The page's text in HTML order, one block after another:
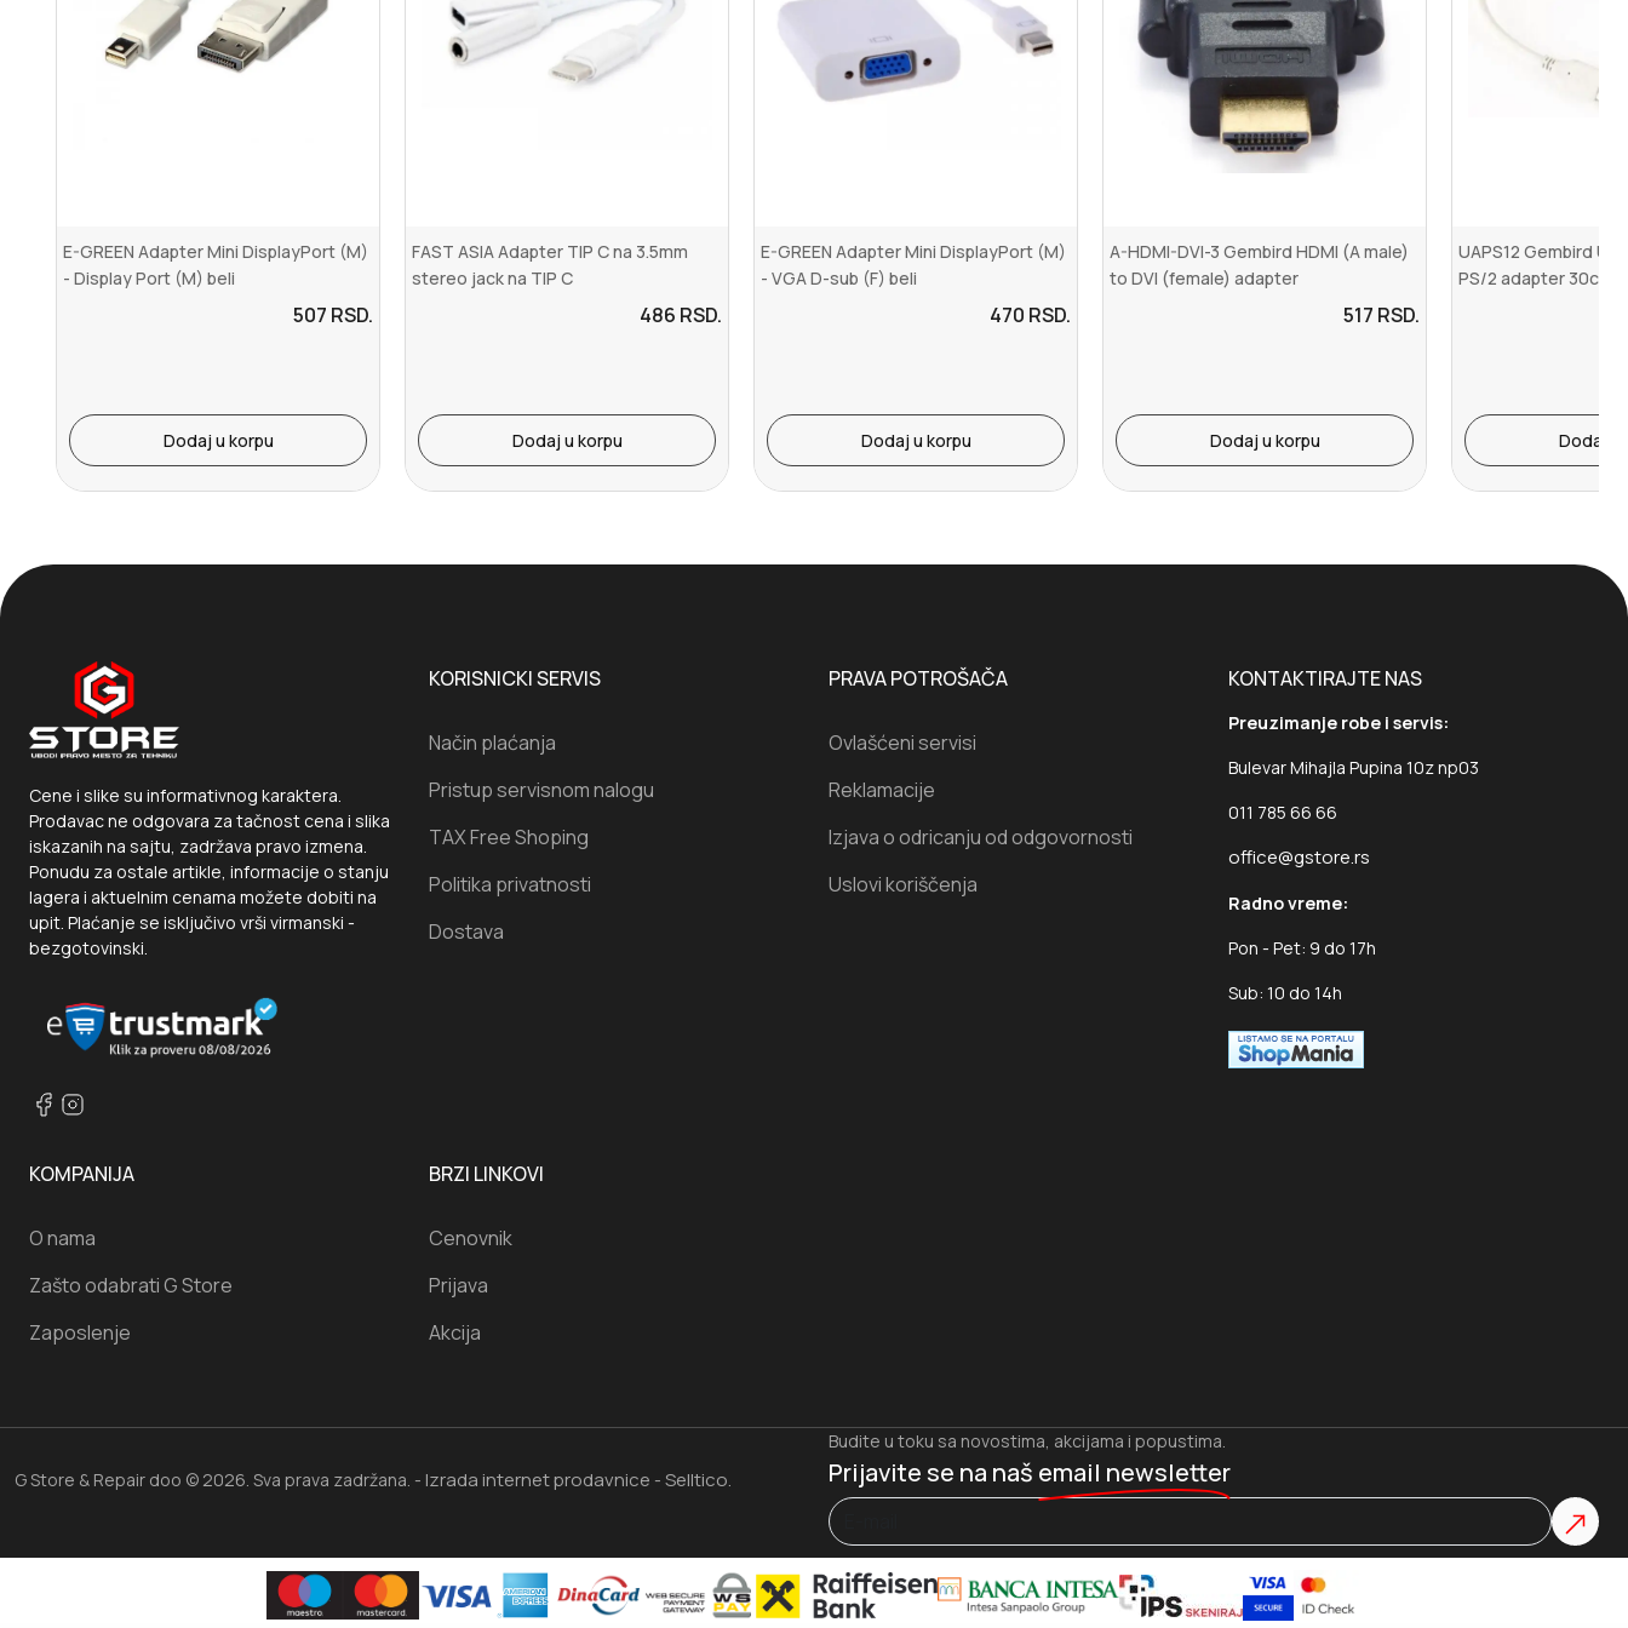
E-GREEN Adapter Mini DisplayPort (M)
- Display Port (M) beli
507 RSD.
Dodaj u korpu
FAST ASIA Adapter TIP C na 3.5mm
stereo jack na TIP C
486 RSD.
Dodaj u korpu
E-GREEN Adapter Mini DisplayPort (M)
- VGA D-sub (F) beli
470 RSD.
Dodaj u korpu
A-HDMI-DVI-3 Gembird HDMI (A male)
to DVI (female) adapter
517 RSD.
Dodaj u korpu
UAPS12 Gembird
PS/2 adapter 30cm
Dodaj u
Cene i slike su informativnog karaktera.
Prodavac ne odgovara za tačnost cena i slika
iskazanih na sajtu, zadržava pravo izmena.
Ponudu za ostale artikle, informacije o stanju
lagera i aktuelnim cenama možete dobiti na
upit. Plaćanje se isključivo vrši virmanski -
bezgotovinski.
KORISNICKI SERVIS
Način plaćanja
Pristup servisnom nalogu
TAX Free Shoping
Politika privatnosti
Dostava
PRAVA POTROŠAČA
Ovlašćeni servisi
Reklamacije
Izjava o odricanju od odgovornosti
Uslovi koriščenja
KONTAKTIRAJTE NAS
Preuzimanje robe i servis:
Bulevar Mihajla Pupina 10z np03
011 785 66 66
office@gstore.rs
Radno vreme:
Pon - Pet: 9 do 17h
Sub: 10 do 14h
KOMPANIJA
O nama
Zašto odabrati G Store
Zaposlenje
BRZI LINKOVI
Cenovnik
Prijava
Akcija
G Store & Repair doo © 2026. Sva prava zadržana. - Izrada internet prodavnice - Selltico.
Budite u toku sa novostima, akcijama i popustima.
Prijavite se na naš email newsletter